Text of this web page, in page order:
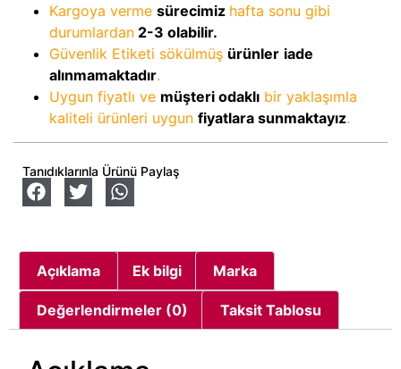
Kargoya verme sürecimiz hafta sonu gibi
durumlardan 2-3 olabilir.
Güvenlik Etiketi sökülmüş ürünler iade
alınmamaktadır.
Uygun fiyatlı ve müşteri odaklı bir yaklaşımla
kaliteli ürünleri uygun fiyatlara sunmaktayız.
Tanıdıklarınla Ürünü Paylaş
Açıklama Ek bilgi Marka
Değerlendirmeler (0) Taksit Tablosu